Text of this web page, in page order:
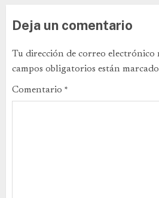
Deja un comentario
Tu dirección de correo electrónico
campos obligatorios están
Comentario *